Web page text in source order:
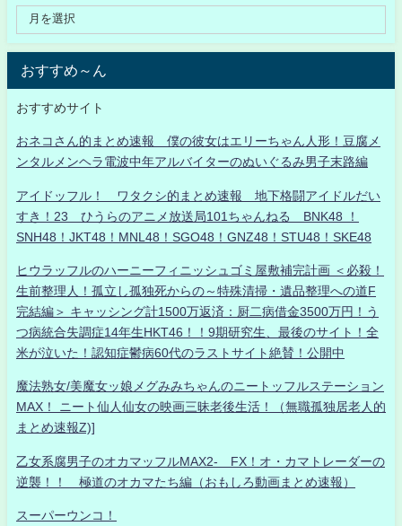
おすすめ～ん
おすすめサイト
おネコさん的まとめ速報 僕の彼女はエリーちゃん人形！豆腐メ
ンタルメンヘラ電波中年アルバイターのぬいぐるみ男子末路編
アイドッフル！ ワタクシ的まとめ速報 地下格闘アイドルだい
すき！23 ひうらのアニメ放送局101ちゃんねる BNK48 ！
SNH48！JKT48！MNL48！SGO48！GNZ48！STU48！SKE48
ヒウラッフルのハーニーフィニッシュゴミ屋敷補完計画 ＜必殺！
生前整理人！孤立し孤独死からの～特殊清掃・遺品整理への道F
完結編＞ キャッシング計1500万返済：厨二病借金3500万円！う
つ病統合失調症14年生HKT46！！9期研究生、最後のサイト！全
米が泣いた！認知症鬱病60代のラストサイト絶賛！公開中
魔法熟女/美魔女ッ娘メグみみちゃんのニートッフルステーション
MAX！ ニート仙人仙女の映画三昧老後生活！（無職孤独居老人的
まとめ速報Z)]
乙女系腐男子のオカマッフルMAX2- FX！オ・カマトレーダーの
逆襲！！ 極道のオカマたち編（おもしろ動画まとめ速報）
スーパーウンコ！